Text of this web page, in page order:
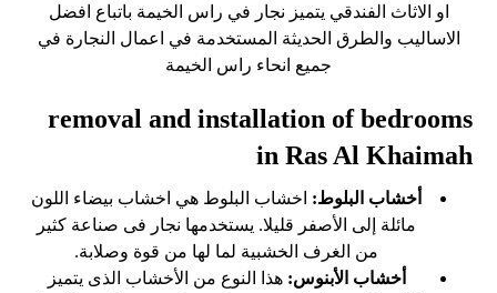
او الاثاث الفندقي يتميز نجار في راس الخيمة باتباع افضل
الاساليب والطرق الحديثة المستخدمة في اعمال النجارة في
جميع انحاء راس الخيمة
removal and installation of bedrooms
in Ras Al Khaimah
أخشاب البلوط: اخشاب البلوط هي اخشاب بيضاء اللون
مائلة إلى الأصفر قليلا. يستخدمها نجار فى صناعة كثير
من الغرف الخشبية لما لها من قوة وصلابة.
أخشاب الأبنوس: هذا النوع من الأخشاب الذى يتميز